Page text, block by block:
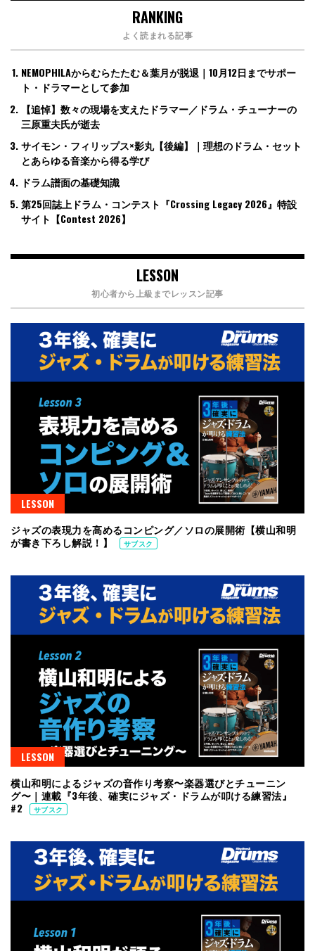
RANKING
よく読まれる記事
NEMOPHILAからむらたたむ＆葉月が脱退｜10月12日までサポー
ト・ドラマーとして参加
【追悼】数々の現場を支えたドラマー／ドラム・チューナーの
三原重夫氏が逝去
サイモン・フィリップス×影丸【後編】｜理想のドラム・セット
とあらゆる音楽から得る学び
ドラム譜面の基礎知識
第25回誌上ドラム・コンテスト『Crossing Legacy 2026』特設
サイト【Contest 2026】
LESSON
初心者から上級までレッスン記事
LESSON
ジャズの表現力を高めるコンピング／ソロの展開術【横山和明
が書き下ろし解説！】
サブスク
LESSON
横山和明によるジャズの音作り考察〜楽器選びとチューニン
グ〜｜連載『3年後、確実にジャズ・ドラムが叩ける練習法』
#2
サブスク